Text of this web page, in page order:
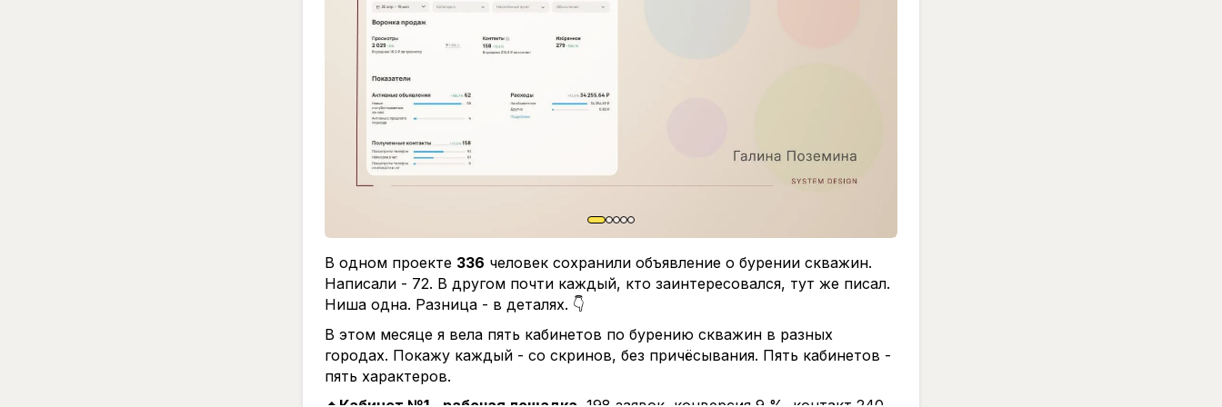
Перед тем как нажать «Списать и разослать» - посчитайте окупаемость.
Цена сообщения + размер скидки + комиссия - против ожидаемой
нажимаете на спусковой крючок собственного бюджета.
Авито свою сторону посчитал. Очень тщательно посчитал, поверьте.
В одном проекте 336 человек сохранили объявление о бурении скважин.
Написали - 72. В другом почти каждый, кто заинтересовался, тут же писал.
Ниша одна. Разница - в деталях. 👇
В этом месяце я вела пять кабинетов по бурению скважин в разных
городах. Покажу каждый - со скринов, без причёсывания. Пять кабинетов -
пять характеров.